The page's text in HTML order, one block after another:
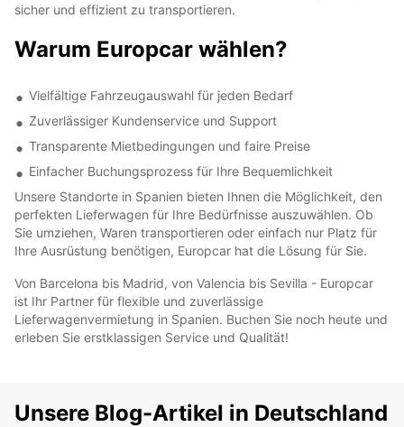
sicher und effizient zu transportieren.
Warum Europcar wählen?
Vielfältige Fahrzeugauswahl für jeden Bedarf
Zuverlässiger Kundenservice und Support
Transparente Mietbedingungen und faire Preise
Einfacher Buchungsprozess für Ihre Bequemlichkeit
Unsere Standorte in Spanien bieten Ihnen die Möglichkeit, den
perfekten Lieferwagen für Ihre Bedürfnisse auszuwählen. Ob
Sie umziehen, Waren transportieren oder einfach nur Platz für
Ihre Ausrüstung benötigen, Europcar hat die Lösung für Sie.
Von Barcelona bis Madrid, von Valencia bis Sevilla - Europcar
ist Ihr Partner für flexible und zuverlässige
Lieferwagenvermietung in Spanien. Buchen Sie noch heute und
erleben Sie erstklassigen Service und Qualität!
Unsere Blog-Artikel in Deutschland